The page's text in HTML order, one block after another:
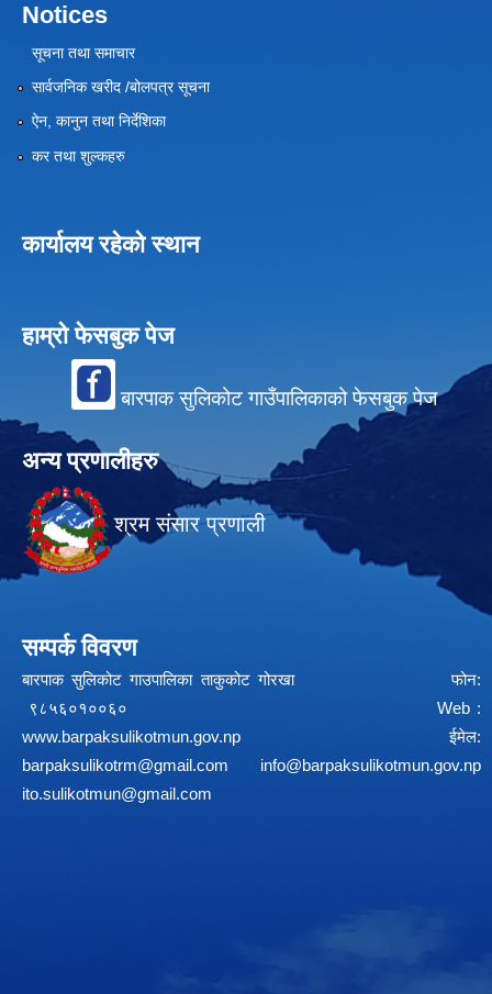
Notices
सूचना तथा समाचार
सार्वजनिक खरीद /बोलपत्र सूचना
ऐन, कानुन तथा निर्देशिका
कर तथा शुल्कहरु
कार्यालय रहेको स्थान
हाम्रो फेसबुक पेज
बारपाक सुलिकोट गाउँपालिकाको फेसबुक पेज
अन्य प्रणालीहरु
श्रम संसार प्रणाली
सम्पर्क विवरण
बारपाक सुलिकोट गाउपालिका ताकुकोट गोरखा फोन:
९८५६०१००६० Web :
www.barpaksulikotmun.gov.np
ईमेल:
barpaksulikotrm@gmail.com
info@barpaksulikotmun.gov.np
ito.sulikotmun@gmail.com